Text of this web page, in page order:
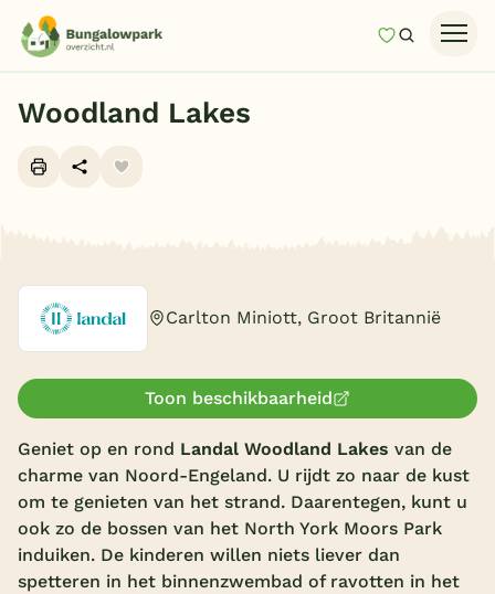
MijnZoeken
Last minutes
Onze vakantiegidsen
Subtropisch zwembad
Overdekt zwembad
Wildwaterbaan
Woodland Lakes
Carlton Miniott, Groot Britannië
Toon beschikbaarheid
Geniet op en rond Landal Woodland Lakes van de
charme van Noord-Engeland. U rijdt zo naar de kust
om te genieten van het strand. Daarentegen, kunt u
ook zo de bossen van het North York Moors Park
induiken. De kinderen willen niets liever dan
spetteren in het binnenzwembad of ravotten in het